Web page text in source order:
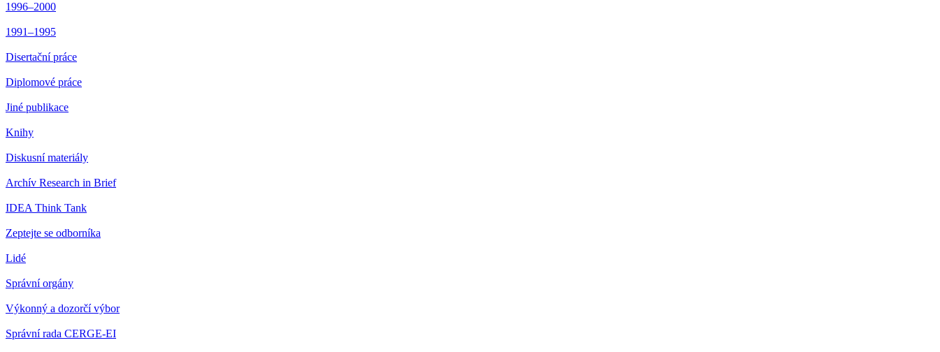
1996–2000
1991–1995
Disertační práce
Diplomové práce
Jiné publikace
Knihy
Diskusní materiály
Archív Research in Brief
IDEA Think Tank
Zeptejte se odborníka
Lidé
Správní orgány
Výkonný a dozorčí výbor
Správní rada CERGE-EI